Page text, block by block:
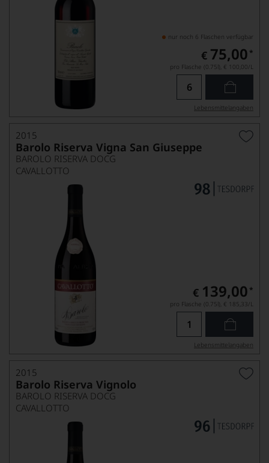
nur noch 6 Flaschen verfügbar
€ 75,00 *
pro Flasche (0.75l), € 100,00/L
Lebensmittel­angaben
2015
Barolo Riserva Vigna San Giuseppe
BAROLO RISERVA DOCG
CAVALLOTTO
€ 139,00 *
pro Flasche (0.75l), € 185,33/L
Lebensmittel­angaben
2015
Barolo Riserva Vignolo
BAROLO RISERVA DOCG
CAVALLOTTO